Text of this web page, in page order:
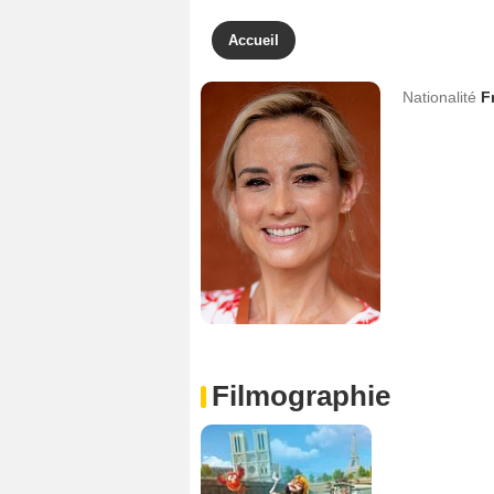
Accueil
Nationalité
Filmographie